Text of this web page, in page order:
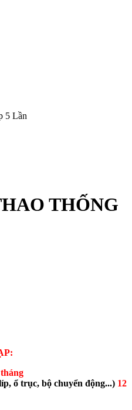
5 Lần
THỐNG
ổ trục, bộ chuyển động...) 12